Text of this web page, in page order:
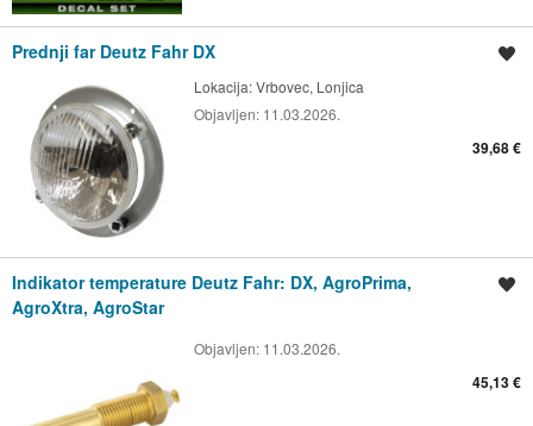
Prednji far Deutz Fahr DX
Lokacija:Vrbovec, Lonjica
Objavljen: 11.03.2026.
39,68 €
Indikator temperature Deutz Fahr: DX, AgroPrima,
AgroXtra, AgroStar
Objavljen: 11.03.2026.
45,13 €